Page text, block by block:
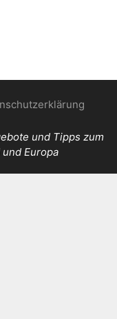
und Tipps zum
Europa